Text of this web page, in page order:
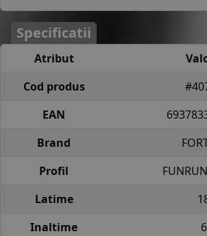
Specificatii
Atribut
Cod produs
EAN
Brand
Profil
Latime
Inaltime